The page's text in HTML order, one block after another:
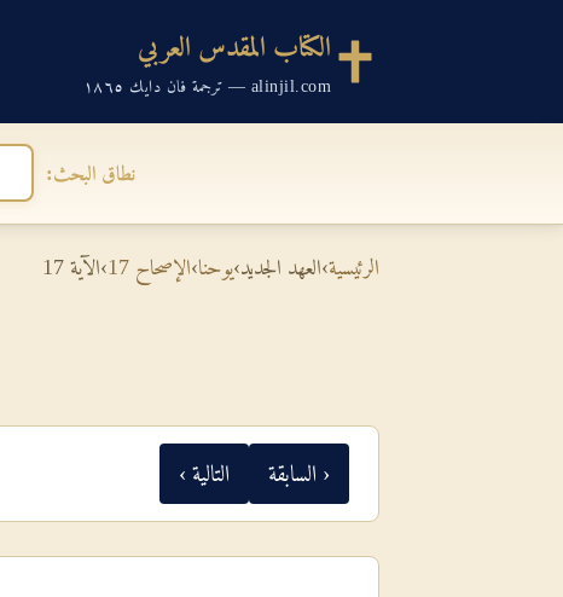
الكتاب المقدس العربي
alinjil.com — ترجمة فان دايك ١٨٦٥
نطاق البحث:
الرئيسية›العهد الجديد›يوحنا›الإصحاح 17 ›الآية 17
‹ السابقة التالية ›